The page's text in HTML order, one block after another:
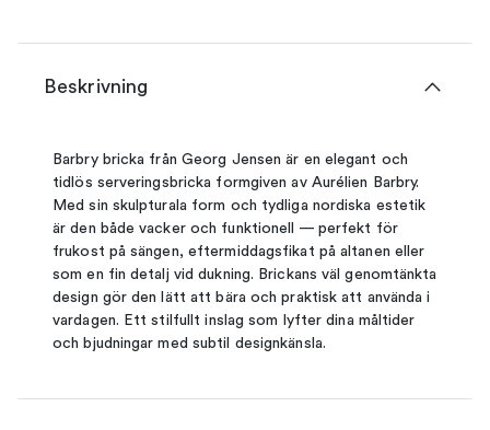
Beskrivning
Barbry bricka från Georg Jensen är en elegant och
tidlös serveringsbricka formgiven av Aurélien Barbry.
Med sin skulpturala form och tydliga nordiska estetik
är den både vacker och funktionell — perfekt för
frukost på sängen, eftermiddagsfikat på altanen eller
som en fin detalj vid dukning. Brickans väl genomtänkta
design gör den lätt att bära och praktisk att använda i
vardagen. Ett stilfullt inslag som lyfter dina måltider
och bjudningar med subtil designkänsla.